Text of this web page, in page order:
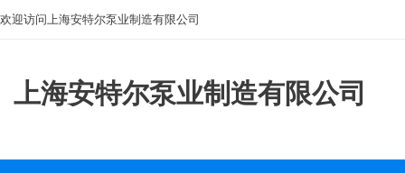
欢迎访问上海安特尔泵业制造有限公司
上海安特尔泵业制造有限公司